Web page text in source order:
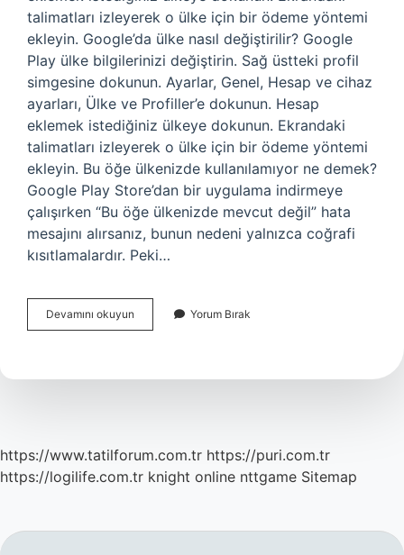
talimatları izleyerek o ülke için bir ödeme yöntemi
ekleyin. Google’da ülke nasıl değiştirilir? Google
Play ülke bilgilerinizi değiştirin. Sağ üstteki profil
simgesine dokunun. Ayarlar, Genel, Hesap ve cihaz
ayarları, Ülke ve Profiller’e dokunun. Hesap
eklemek istediğiniz ülkeye dokunun. Ekrandaki
talimatları izleyerek o ülke için bir ödeme yöntemi
ekleyin. Bu öğe ülkenizde kullanılamıyor ne demek?
Google Play Store’dan bir uygulama indirmeye
çalışırken “Bu öğe ülkenizde mevcut değil” hata
mesajını alırsanız, bunun nedeni yalnızca coğrafi
kısıtlamalardır. Peki…
Devamını okuyun Amerika
Google
Yorum Bırak
https://www.tatilforum.com.tr https://puri.com.tr
https://logilife.com.tr knight online nttgame Sitemap